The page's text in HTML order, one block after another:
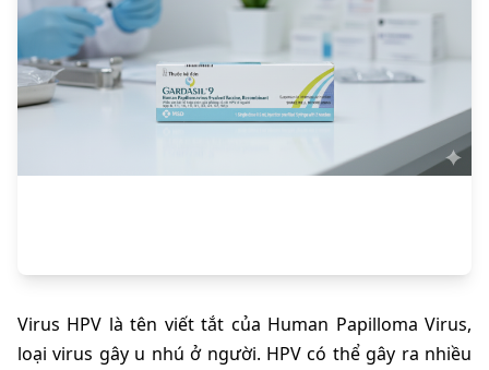
Virus HPV là tên viết tắt của Human Papilloma Virus,
loại virus gây u nhú ở người. HPV có thể gây ra nhiều